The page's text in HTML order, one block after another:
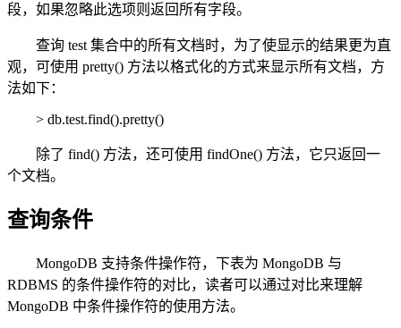
段，如果忽略此选项则返回所有字段。
查询 test 集合中的所有文档时，为了使显示的结果更为直
观，可使用 pretty() 方法以格式化的方式来显示所有文档，方
法如下：
> db.test.find().pretty()
除了 find() 方法，还可使用 findOne() 方法，它只返回一
个文档。
查询条件
MongoDB 支持条件操作符，下表为 MongoDB 与
RDBMS 的条件操作符的对比，读者可以通过对比来理解
MongoDB 中条件操作符的使用方法。